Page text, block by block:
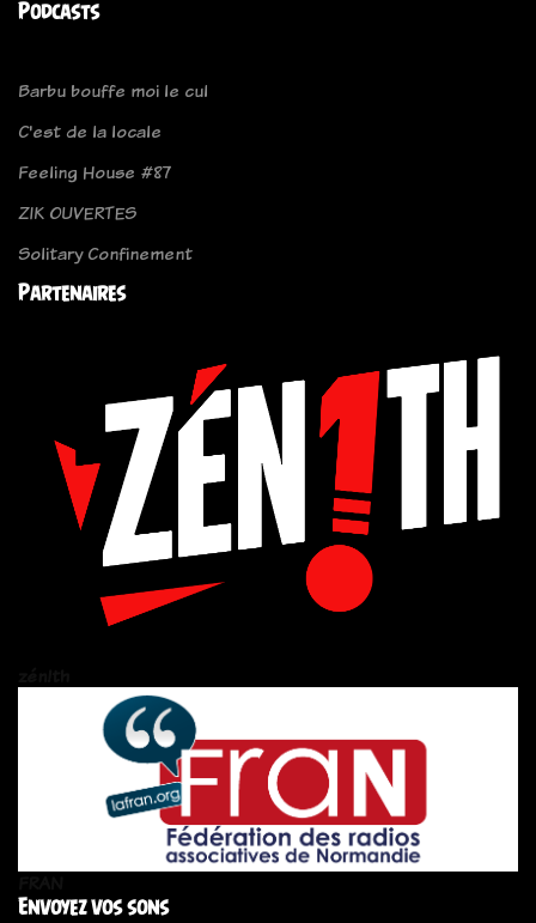
Podcasts
Barbu bouffe moi le cul
C'est de la locale
Feeling House #87
ZIK OUVERTES
Solitary Confinement
Partenaires
Envoyez vos sons